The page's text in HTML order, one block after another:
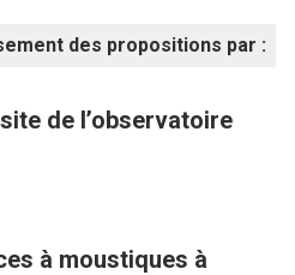
des propositions par :
de l’observatoire
à moustiques à